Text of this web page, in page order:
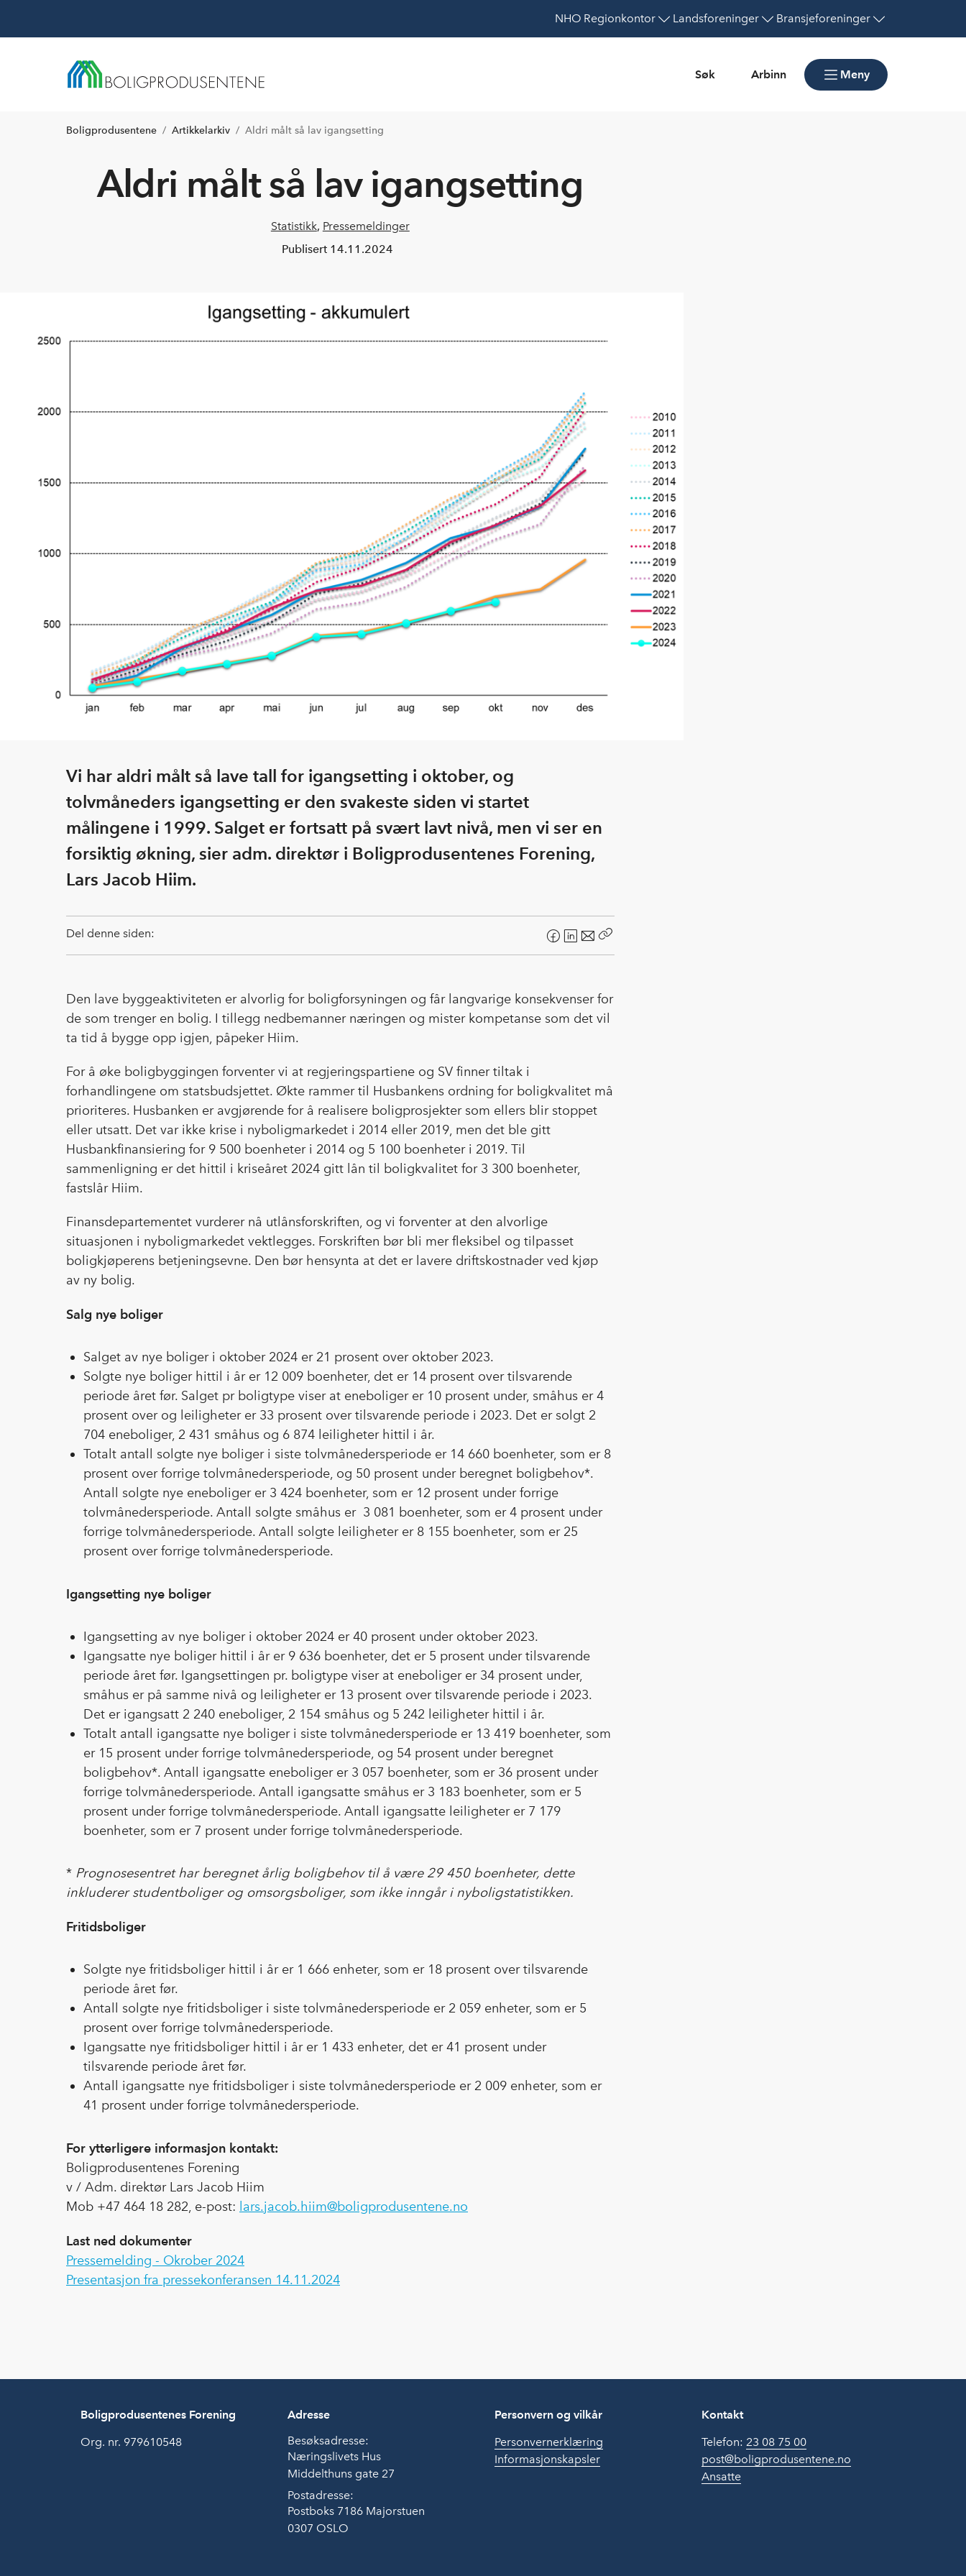
NHO Regionkontor Landsforeninger Bransjeforeninger
Søk Arbinn Meny
Boligprodusentene Artikkelarkiv Aldri målt så lav igangsetting
Aldri målt så lav igangsetting
Statistikk, Pressemeldinger
Publisert 14.11.2024
Vi har aldri målt så lave tall for igangsetting i oktober, og
tolvmåneders igangsetting er den svakeste siden vi startet
målingene i 1999. Salget er fortsatt på svært lavt nivå, men vi ser en
forsiktig økning, sier adm. direktør i Boligprodusentenes Forening,
Lars Jacob Hiim.
Del denne siden:
F
e
L
k
E
o
s
Den lave byggeaktiviteten er alvorlig for boligforsyningen og får langvarige konsekvenser for
de som trenger en bolig. I tillegg nedbemanner næringen og mister kompetanse som det vil
ta tid å bygge opp igjen, påpeker Hiim.
For å øke boligbyggingen forventer vi at regjeringspartiene og SV finner tiltak i
forhandlingene om statsbudsjettet. Økte rammer til Husbankens ordning for boligkvalitet må
prioriteres. Husbanken er avgjørende for å realisere boligprosjekter som ellers blir stoppet
eller utsatt. Det var ikke krise i nyboligmarkedet i 2014 eller 2019, men det ble gitt
Husbankfinansiering for 9 500 boenheter i 2014 og 5 100 boenheter i 2019. Til
sammenligning er det hittil i kriseåret 2024 gitt lån til boligkvalitet for 3 300 boenheter,
fastslår Hiim.
Finansdepartementet vurderer nå utlånsforskriften, og vi forventer at den alvorlige
situasjonen i nyboligmarkedet vektlegges. Forskriften bør bli mer fleksibel og tilpasset
boligkjøperens betjeningsevne. Den bør hensynta at det er lavere driftskostnader ved kjøp
av ny bolig.
Salg nye boliger
Salget av nye boliger i oktober 2024 er 21 prosent over oktober 2023.
Solgte nye boliger hittil i år er 12 009 boenheter, det er 14 prosent over tilsvarende
periode året før. Salget pr boligtype viser at eneboliger er 10 prosent under, småhus er 4
prosent over og leiligheter er 33 prosent over tilsvarende periode i 2023. Det er solgt 2
704 eneboliger, 2 431 småhus og 6 874 leiligheter hittil i år.
Totalt antall solgte nye boliger i siste tolvmånedersperiode er 14 660 boenheter, som er 8
prosent over forrige tolvmånedersperiode, og 50 prosent under beregnet boligbehov*.
Antall solgte nye eneboliger er 3 424 boenheter, som er 12 prosent under forrige
tolvmånedersperiode. Antall solgte småhus er 3 081 boenheter, som er 4 prosent under
forrige tolvmånedersperiode. Antall solgte leiligheter er 8 155 boenheter, som er 25
prosent over forrige tolvmånedersperiode.
Igangsetting nye boliger
Igangsetting av nye boliger i oktober 2024 er 40 prosent under oktober 2023.
Igangsatte nye boliger hittil i år er 9 636 boenheter, det er 5 prosent under tilsvarende
periode året før. Igangsettingen pr. boligtype viser at eneboliger er 34 prosent under,
småhus er på samme nivå og leiligheter er 13 prosent over tilsvarende periode i 2023.
Det er igangsatt 2 240 eneboliger, 2 154 småhus og 5 242 leiligheter hittil i år.
Totalt antall igangsatte nye boliger i siste tolvmånedersperiode er 13 419 boenheter, som
er 15 prosent under forrige tolvmånedersperiode, og 54 prosent under beregnet
boligbehov*. Antall igangsatte eneboliger er 3 057 boenheter, som er 36 prosent under
forrige tolvmånedersperiode. Antall igangsatte småhus er 3 183 boenheter, som er 5
prosent under forrige tolvmånedersperiode. Antall igangsatte leiligheter er 7 179
boenheter, som er 7 prosent under forrige tolvmånedersperiode.
* Prognosesentret har beregnet årlig boligbehov til å være 29 450 boenheter, dette
inkluderer studentboliger og omsorgsboliger, som ikke inngår i nyboligstatistikken.
Fritidsboliger
Solgte nye fritidsboliger hittil i år er 1 666 enheter, som er 18 prosent over tilsvarende
periode året før.
Antall solgte nye fritidsboliger i siste tolvmånedersperiode er 2 059 enheter, som er 5
prosent over forrige tolvmånedersperiode.
Igangsatte nye fritidsboliger hittil i år er 1 433 enheter, det er 41 prosent under
tilsvarende periode året før.
Antall igangsatte nye fritidsboliger i siste tolvmånedersperiode er 2 009 enheter, som er
41 prosent under forrige tolvmånedersperiode.
For ytterligere informasjon kontakt:
Boligprodusentenes Forening
v / Adm. direktør Lars Jacob Hiim
Mob +47 464 18 282, e-post: lars.jacob.hiim@boligprodusentene.no
Last ned dokumenter
Pressemelding - Okrober 2024
Presentasjon fra pressekonferansen 14.11.2024
Boligprodusentenes Forening
Org. nr. 979610548
Adresse
Besøksadresse:
Næringslivets Hus
Middelthuns gate 27
Postadresse:
Postboks 7186 Majorstuen
0307 OSLO
Personvern og vilkår
Personvernerklæring
Informasjonskapsler
Kontakt
Telefon: 23 08 75 00
post@boligprodusentene.no
Ansatte